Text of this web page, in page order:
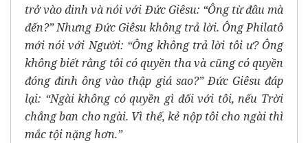
trở vào dinh và nói với Đức Giêsu: “Ông từ đâu mà
đến?” Nhưng Đức Giêsu không trả lời. Ông Philatô
mới nói với Người: “Ông không trả lời tôi ư? Ông
không biết rằng tôi có quyền tha và cũng có quyền
đóng đinh ông vào thập giá sao?” Đức Giêsu đáp
lại: “Ngài không có quyền gì đối với tôi, nếu Trời
chẳng ban cho ngài. Vì thế, kẻ nộp tôi cho ngài thì
mắc tội nặng hơn.”